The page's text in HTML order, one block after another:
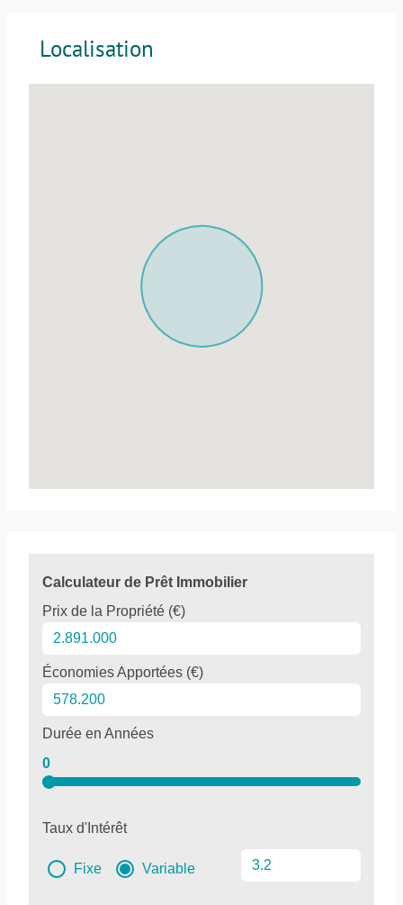
Localisation
Calculateur de Prêt Immobilier
Prix de la Propriété (€)
Économies Apportées (€)
Durée en Années
0
Taux d'Intérêt
Fixe Variable